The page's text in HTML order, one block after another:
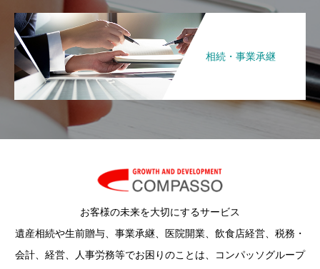
相続・事業承継
お客様の未来を大切にするサービス
遺産相続や生前贈与、事業承継、医院開業、飲食店経営、税務・
会計、経営、人事労務等でお困りのことは、コンパッソグループ